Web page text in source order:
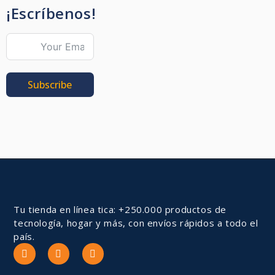
¡Escríbenos!
Subscribe
Tu tienda en línea tica: +250.000 productos de
tecnología, hogar y más, con envíos rápidos a todo el
país.